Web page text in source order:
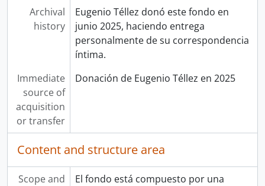
Archival
history
Eugenio Téllez donó este fondo en
junio 2025, haciendo entrega
personalmente de su correspondencia
íntima.
Immediate
source of
acquisition
or transfer
Donación de Eugenio Téllez en 2025
Content and structure area
Scope and
El fondo está compuesto por una